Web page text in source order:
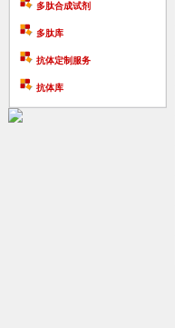
多肽合成试剂
多肽库
抗体定制服务
抗体库